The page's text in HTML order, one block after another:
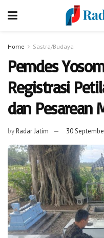
Home Sastra/Budaya
Pemdes
Registrasi
dan Pesarean
byRadar Jatim 30